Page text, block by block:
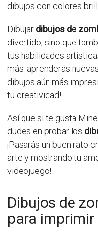
dibujos con colores
Dibujar dibujos de
divertido, sino que
tus habilidades
más, aprenderás
dibujos aún más
tu creatividad!
Así que si te gusta
dudes en probar los
¡Pasarás un buen rato
arte y mostrando tu
videojuego!
Dibujos de
para imprimir